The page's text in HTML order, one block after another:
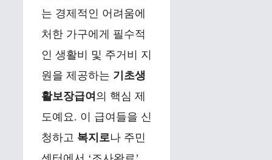
는 경제적인 어려움에
처한 가구에게 필수적
인 생활비 및 주거비 지
원을 제공하는 기초생
활보장급여 의 핵심 제
도예요. 이 급여들을 신
청하고 복지로나 주민